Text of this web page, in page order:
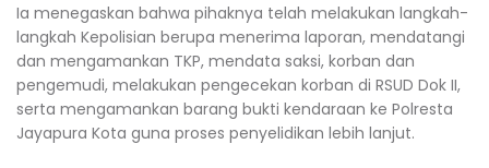
‎Ia menegaskan bahwa pihaknya telah melakukan langkah-
langkah Kepolisian berupa menerima laporan, mendatangi
dan mengamankan TKP, mendata saksi, korban dan
pengemudi, melakukan pengecekan korban di RSUD Dok II,
serta mengamankan barang bukti kendaraan ke Polresta
Jayapura Kota guna proses penyelidikan lebih lanjut.